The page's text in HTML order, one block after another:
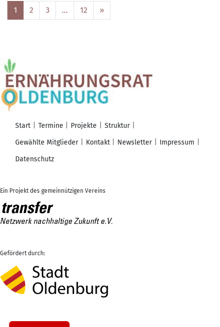
Posts
navigation
1 2 3 … 12 »
Start Termine Projekte
Struktur
Gewählte Mitglieder
Kontakt Newsletter
Impressum
Datenschutz
Ein Projekt des gemeinnützigen Vereins
Gefördert durch: